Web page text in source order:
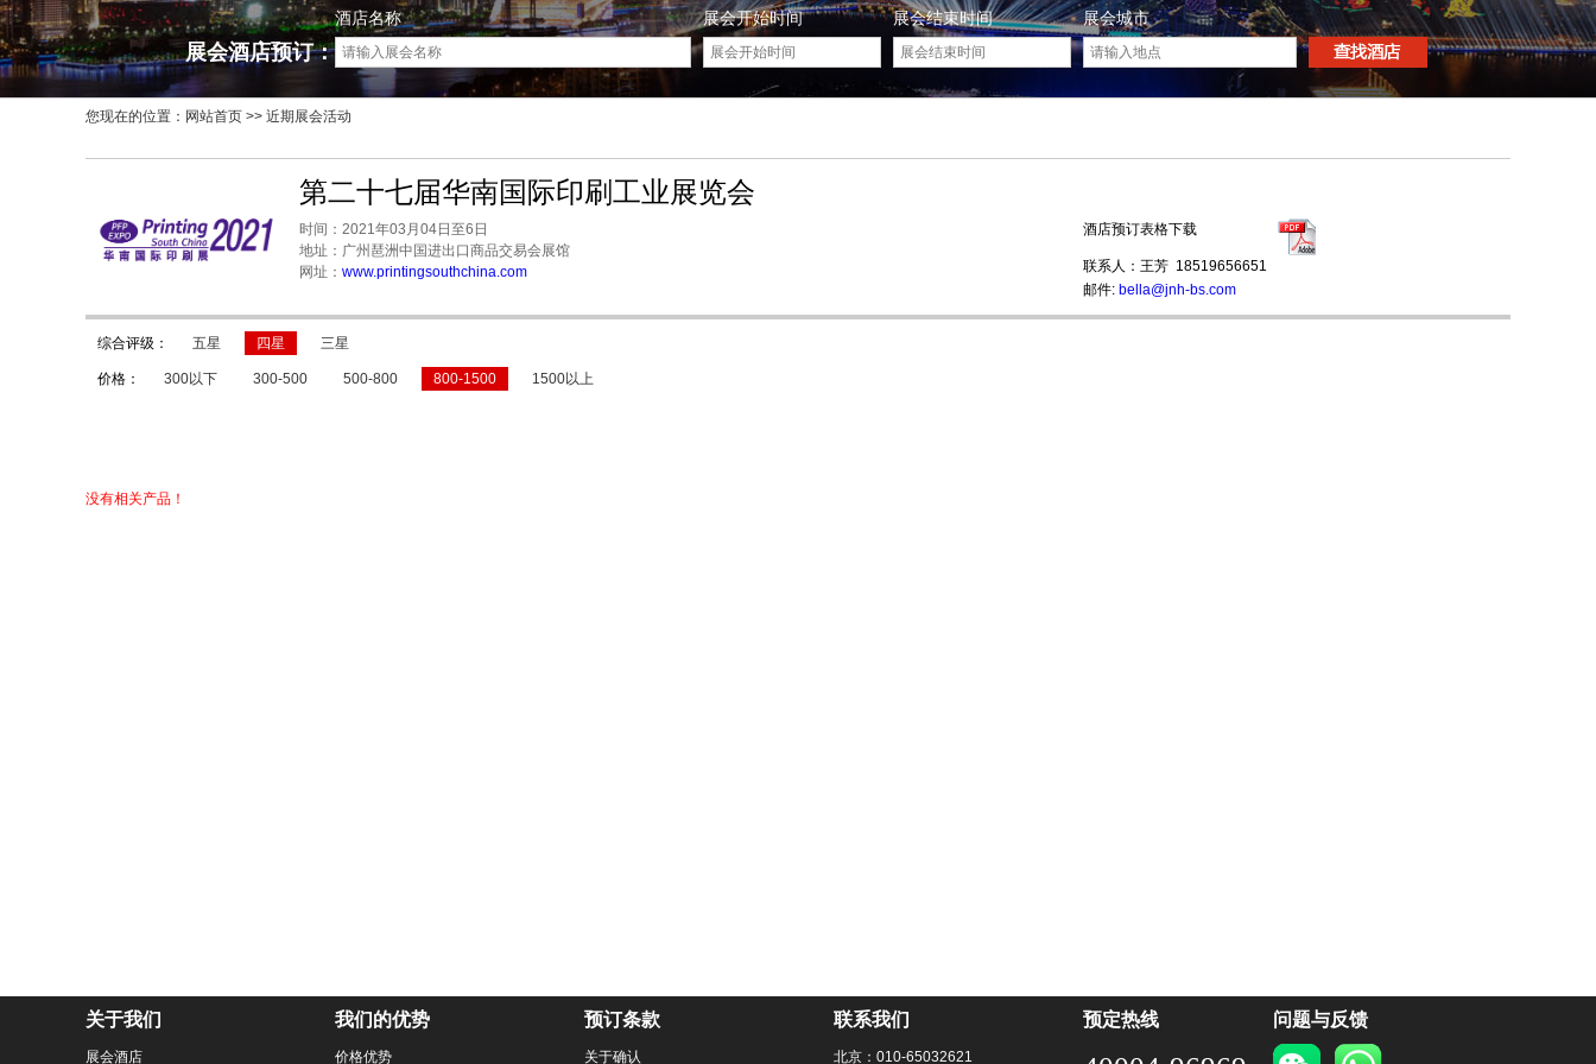
展会酒店预订：
酒店名称 展会开始时间 展会结束时间 展会城市
您现在的位置： 网站首页 >> 近期展会活动
第二十七届华南国际印刷工业展览会
时间：2021年03月04日至6日
地址：广州琶洲中国进出口商品交易会展馆
网址： www.printingsouthchina.com
酒店预订表格下载
联系人：王芳 18519656651
邮件: bella@jnh-bs.com
综合评级： 五星 四星 三星
价格： 300以下 300-500 500-800 800-1500 1500以上
没有相关产品！
关于我们
展会酒店
我们的优势
价格优势
预订条款
关于确认
联系我们
北京：010-65032621
预定热线 问题与反馈